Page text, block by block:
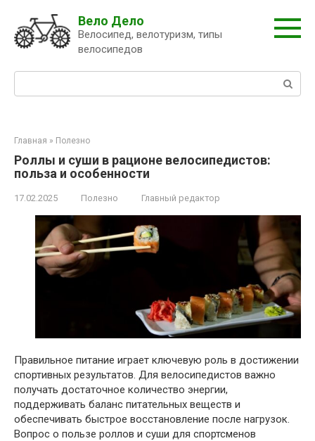
контенту
Вело Дело
Велосипед, велотуризм, типы
велосипедов
Главная » Полезно
Роллы и суши в рационе велосипедистов:
польза и особенности
17.02.2025 Полезно Главный редактор
Правильное питание играет ключевую роль в достижении
спортивных результатов. Для велосипедистов важно
получать достаточное количество энергии,
поддерживать баланс питательных веществ и
обеспечивать быстрое восстановление после нагрузок.
Вопрос о пользе роллов и суши для спортсменов